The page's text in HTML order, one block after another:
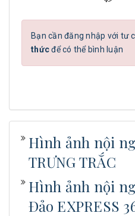
Bạn cần đăng nhập với tư
thứcđể có thể bình luận
Hình ảnh nội
TRƯNG TRẮC
Hình ảnh nội
Đảo EXPRESS